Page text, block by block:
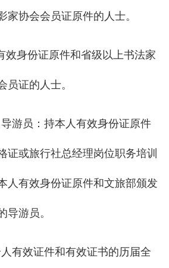
家协会会员证原件的人士。
效身份证原件和省级以上书法家
员证的人士。
游员：持本人有效身份证原件
证或旅行社总经理岗位职务培训
人有效身份证原件和文旅部颁发
导游员。
有效证件和有效证书的历届全